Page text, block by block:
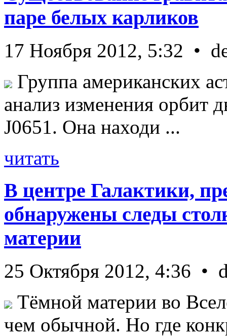
паре белых карликов
17 Ноября 2012, 5:32 •
Группа американских
анализ изменения орбит
J0651. Она находи ...
читать
В центре Галактики,
обнаружены следы
материи
25 Октября 2012, 4:36 •
Тёмной материи во
чем обычной. Но где